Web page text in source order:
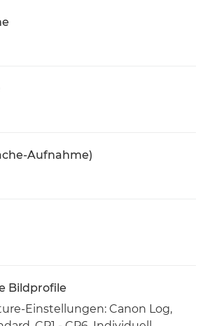
Aufnahme)
Bildprofile
Einstellungen: Canon Log,